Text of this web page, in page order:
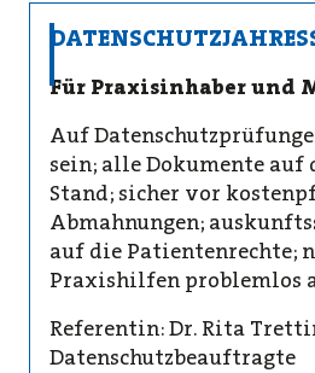
Für Praxisinhaber und
Auf
sein; alle Dokumente auf
Stand; sicher vor
Abmahnungen;
auf die Patientenrechte;
Praxishilfen problemlos
Referentin: Dr. Rita
Datenschutzbeauftragte